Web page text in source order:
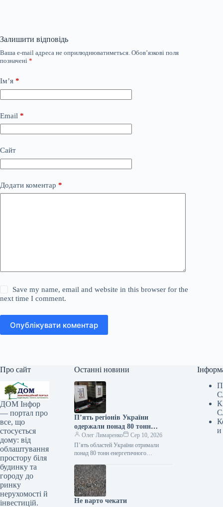
Залишити відповідь
Ваша e-mail адреса не оприлюднюватиметься. Обов’язкові поля
позначені *
Ім’я *
Email *
Сайт
Додати коментар *
Save my name, email and website in this browser for the
next time I comment.
Опублікувати коментар
Про сайт
ДОМ Інфор
— портал про
все, що
стосується
дому: від
облаштування
простору біля
будинку та
городу до
ринку
нерухомості й
інвестицій.
Останні новини
П’ять регіонів України
одержали понад 80 тонн
енергетичного обладнання з
Ісландії
Олег Лимаренко
Сер 10, 2026
П’ять областей України отримали
понад 80 тонн енергетичного
11:37 Укрінформ Ісландія надала 80
тонн енергетичного устаткування…
Не варто чекати
и